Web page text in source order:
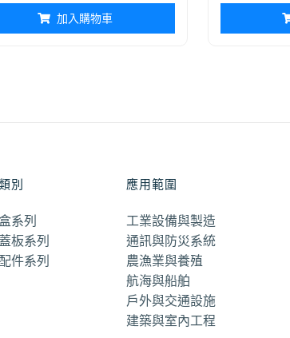
加入購物車
別
系列
板系列
件系列
應用範圍
工業設備與製造
通訊與防災系統
農漁業與養殖
航海與船舶
戶外與交通設施
建築與室內工程